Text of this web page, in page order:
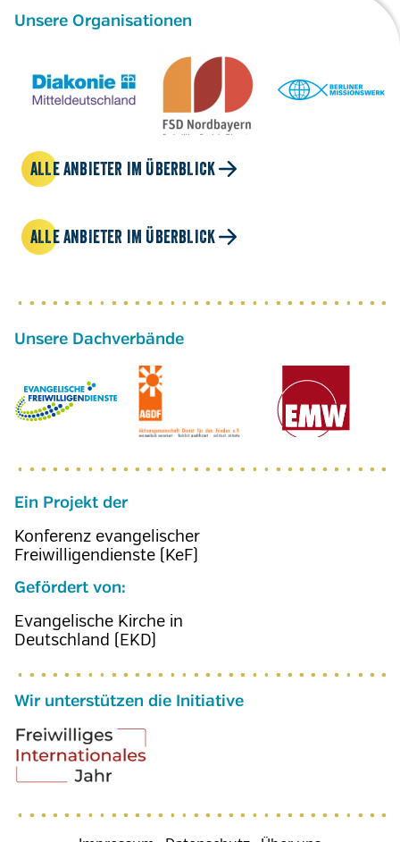
Unsere Organisationen
ALLE ANBIETER IM ÜBERBLICK
ALLE ANBIETER IM ÜBERBLICK
Ein Projekt der
Konferenz evangelischer
Freiwilligendienste (KeF)
Gefördert von:
Evangelische Kirche in
Deutschland (EKD)
Wir unterstützen die Initiative